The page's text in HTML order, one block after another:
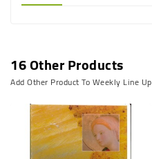
16 Other Products
Add Other Product To Weekly Line Up